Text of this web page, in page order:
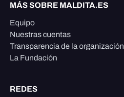
MÁS SOBRE MALDITA.ES
Equipo
Nuestras cuentas
Transparencia de la organización
La Fundación
REDES